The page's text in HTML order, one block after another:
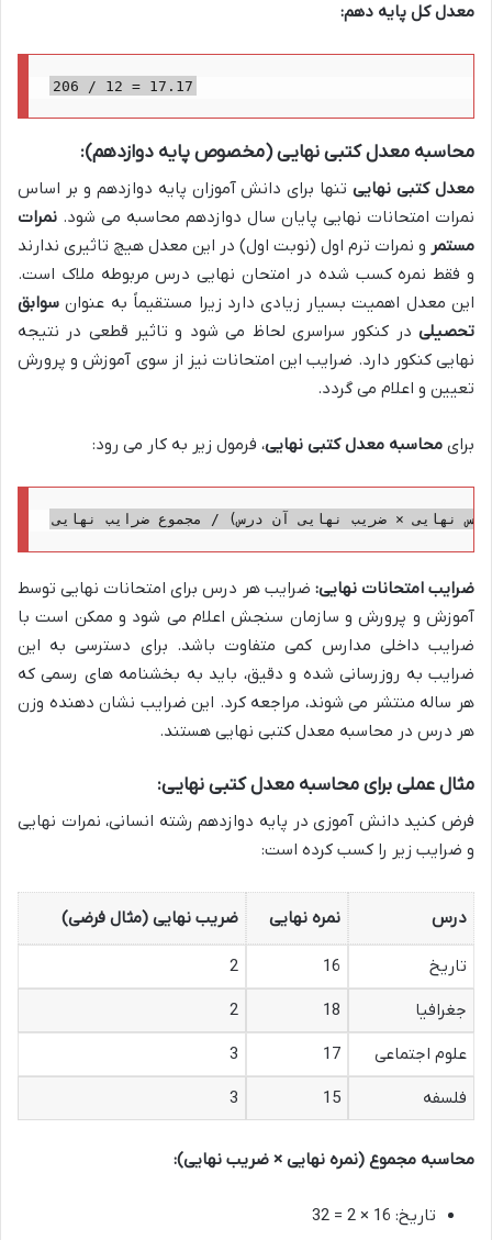
معدل کل پایه دهم:
206 / 12 = 17.17
محاسبه معدل کتبی نهایی (مخصوص پایه دوازدهم):
معدل کتبی نهاییتنها برای دانش آموزان پایه دوازدهم و بر اساس
نمرات امتحانات نهایی پایان سال دوازدهم محاسبه می شود. نمرات
مستمر و نمرات ترم اول (نوبت اول) در این معدل هیچ تاثیری ندارند
و فقط نمره کسب شده در امتحان نهایی درس مربوطه ملاک است.
این معدل اهمیت بسیار زیادی دارد زیرا مستقیماً به عنوان سوابق
تحصیلی در کنکور سراسری لحاظ می شود و تاثیر قطعی در نتیجه
نهایی کنکور دارد. ضرایب این امتحانات نیز از سوی آموزش و پرورش
تعیین و اعلام می گردد.
برای محاسبه معدل کتبی نهایی، فرمول زیر به کار می رود:
نهایی × ضریب نهایی آن درس) / مجموع ضرایب نهایی
ضرایب امتحانات نهایی: ضرایب هر درس برای امتحانات نهایی توسط
آموزش و پرورش و سازمان سنجش اعلام می شود و ممکن است با
ضرایب داخلی مدارس کمی متفاوت باشد. برای دسترسی به این
ضرایب به روزرسانی شده و دقیق، باید به بخشنامه های رسمی که
هر ساله منتشر می شوند، مراجعه کرد. این ضرایب نشان دهنده وزن
هر درس در محاسبه معدل کتبی نهایی هستند.
مثال عملی برای محاسبه معدل کتبی نهایی:
فرض کنید دانش آموزی در پایه دوازدهم رشته انسانی، نمرات نهایی
و ضرایب زیر را کسب کرده است:
درس نمره نهایی ضریب نهایی (مثال فرضی)
تاریخ 16
2
جغرافیا
18
2
علوم اجتماعی
17
3
فلسفه
15
3
محاسبه مجموع (نمره نهایی × ضریب نهایی):
تاریخ: 16 × 2 = 32